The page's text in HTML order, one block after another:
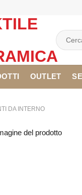
Cerca:
OUTLET
DA INTERNO